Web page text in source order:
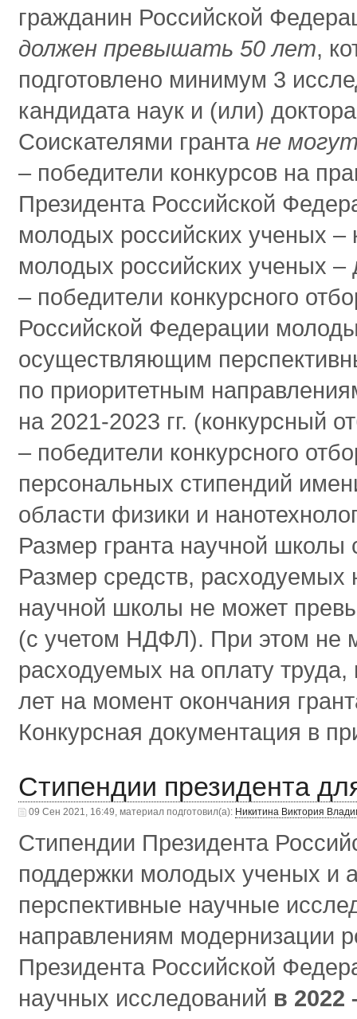
гражданин Российской
должен превышать 50 лет,
подготовлено минимум 3
кандидата наук и (или)
Соискателями гранта не
‒ победители конкурсов на
Президента Российской
молодых российских ученых –
молодых российских ученых –
‒ победители конкурсного
Российской Федерации
осуществляющим
по приоритетным
на 2021-2023 гг. (конкурсный
‒ победители конкурсного
персональных стипендий
области физики и
Размер гранта научной школы
Размер средств, расходуемых
научной школы не может
(с учетом НДФЛ). При этом не
расходуемых на оплату
лет на момент окончания
Конкурсная документация в
Стипендии президента
09 Сен 2021, 16:49, материал подготовил(а): Никитина Виктория
Стипендии Президента
поддержки молодых ученых и
перспективные научные
направлениям модернизации
Президента Российской
научных исследований в 2022